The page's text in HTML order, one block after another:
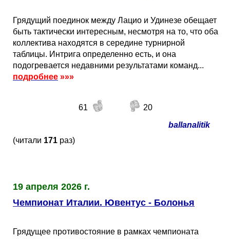
Грядущий поединок между Лацио и Удинезе обещает
быть тактически интересным, несмотря на то, что оба
коллектива находятся в середине турнирной
таблицы. Интрига определенно есть, и она
подогревается недавними результатами команд...
подробнее »»»
61
20
ballanalitik
(читали 171 раз)
19 апреля 2026 г.
Чемпионат Италии. Ювентус - Болонья
Грядущее противостояние в рамках чемпионата